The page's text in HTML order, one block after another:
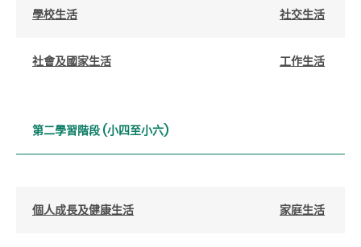
學校生活 社交生活
社會及國家生活 工作生活
第二學習階段 (小四至小六)
個人成長及健康生活 家庭生活